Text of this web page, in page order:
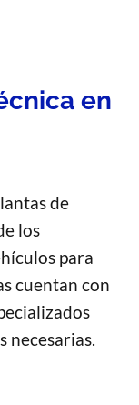
en
de
los
para
cuentan con
necesarias.